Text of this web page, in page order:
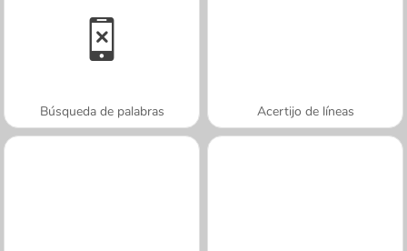
Búsqueda de palabras Acertijo de líneas